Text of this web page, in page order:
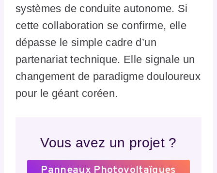
systèmes de conduite autonome. Si
cette collaboration se confirme, elle
dépasse le simple cadre d’un
partenariat technique. Elle signale un
changement de paradigme douloureux
pour le géant coréen.
Vous avez un projet ?
Panneaux Photovoltaïques